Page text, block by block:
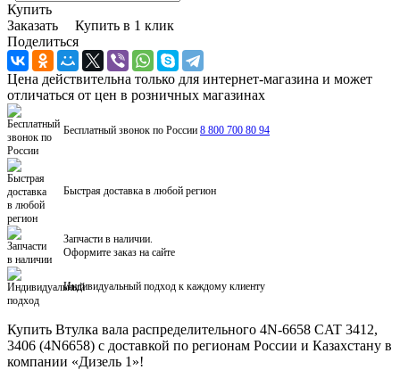
Купить
Заказать
Купить в 1 клик
Поделиться
Цена действительна только для интернет-магазина и может
отличаться от цен в розничных магазинах
Бесплатный звонок по России 8 800 700 80 94
Быстрая доставка в любой регион
Запчасти в наличии.
Оформите заказ на сайте
Индивидуальный подход к каждому клиенту
Купить Втулка вала распределительного 4N-6658 CAT 3412,
3406 (4N6658) с доставкой по регионам России и Казахстану в
компании «Дизель 1»!